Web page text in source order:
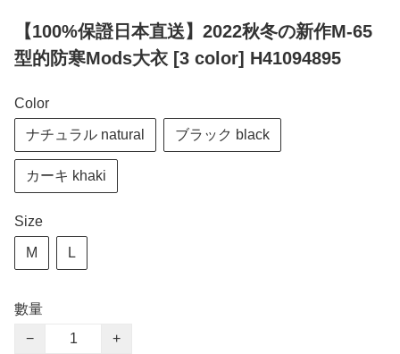
【100%保證日本直送】2022秋冬の新作M-65
型的防寒Mods大衣 [3 color] H41094895
Color
ナチュラル natural ブラック black
カーキ khaki
Size
M L
數量
−
+